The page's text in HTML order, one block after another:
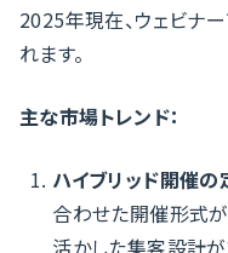
2025年現在、ウェビナ
れます。
主な市場トレンド：
ハイブリッド開催の
合わせた開催形式